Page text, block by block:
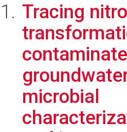
Tracing
microbial